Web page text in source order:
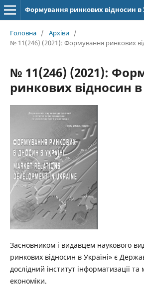
Формування ринкових відносин в
Головна / Архіви /
№ 11(246) (2021): Формування ринкових
№ 11(246) (2021):
ринкових відносин в
Засновником і видавцем наукового
ринкових відносин в Україні» є
дослідний інститут інформатизації
економіки.